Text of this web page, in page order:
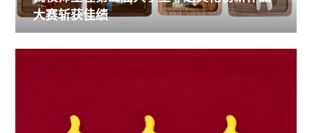
大赛斩获佳绩
为全市仅9支获此殊荣的团队之一。同时，在活动军旅文创作品